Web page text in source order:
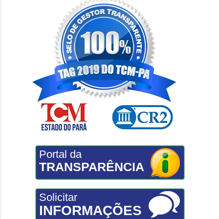
Portal da
TRANSPARÊNCIA
Solicitar
INFORMAÇÕES